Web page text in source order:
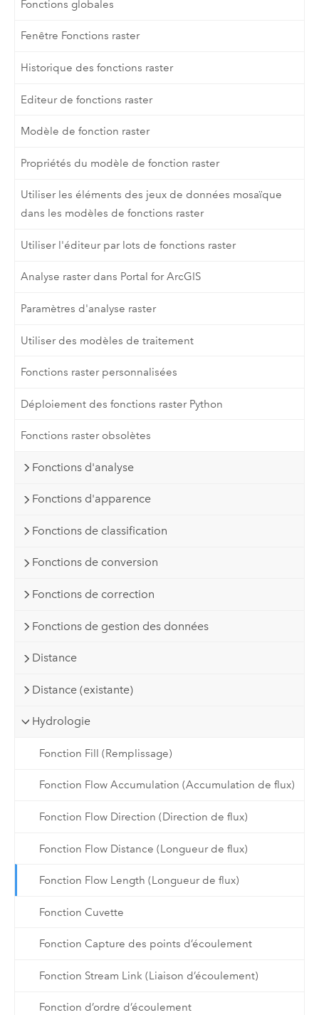
Fonctions globales
Fenêtre Fonctions raster
Historique des fonctions raster
Editeur de fonctions raster
Modèle de fonction raster
Propriétés du modèle de fonction raster
Utiliser les éléments des jeux de données mosaïque
dans les modèles de fonctions raster
Utiliser l'éditeur par lots de fonctions raster
Analyse raster dans Portal for ArcGIS
Paramètres d'analyse raster
Utiliser des modèles de traitement
Fonctions raster personnalisées
Déploiement des fonctions raster Python
Fonctions raster obsolètes
Fonctions d'analyse
Fonctions d'apparence
Fonctions de classification
Fonctions de conversion
Fonctions de correction
Fonctions de gestion des données
Distance
Distance (existante)
Hydrologie
Fonction Fill (Remplissage)
Fonction Flow Accumulation (Accumulation de flux)
Fonction Flow Direction (Direction de flux)
Fonction Flow Distance (Longueur de flux)
Fonction Flow Length (Longueur de flux)
Fonction Cuvette
Fonction Capture des points d’écoulement
Fonction Stream Link (Liaison d’écoulement)
Fonction d’ordre d’écoulement